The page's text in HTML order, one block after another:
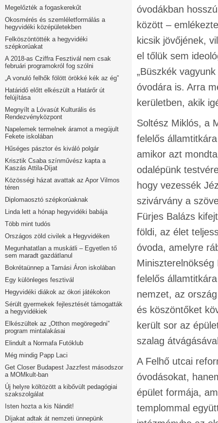
Megelőzték a fogaskerekűt
Okosmérés és szemléletformálás a
hegyvidéki középületekben
Felköszöntötték a hegyvidéki
szépkorúakat
A 2018-as Cziffra Fesztivál nem csak
februári programokról fog szólni
„A vonuló felhők fölött örökké kék az ég”
Határidő előtt elkészült a Határőr út
felújítása
Megnyílt a Lóvasút Kulturális és
Rendezvényközpont
Napelemek termelnek áramot a megújult
Fekete iskolában
Hűséges pásztor és kiváló polgár
Krisztik Csaba színművész kapta a
Kaszás Attila-Díjat
Közösségi házat avattak az Apor Vilmos
téren
Diplomaosztó szépkorúaknak
Linda lett a hónap hegyvidéki babája
Több mint tudós
Országos zöld civilek a Hegyvidéken
Megunhatatlan a muskátli – Egyetlen tő
sem maradt gazdátlanul
Bokrétaünnep a Tamási Áron iskolában
Egy különleges fesztivál
Hegyvidéki diákok az ókori játékokon
Sérült gyermekek fejlesztését támogatták
a hegyvidékiek
Elkészültek az „Otthon megöregedni”
program mintalakásai
Elindult a Normafa Futóklub
Még mindig Papp Laci
Get Closer Budapest Jazzfest másodszor
a MOMkult-ban
Új helyre költözött a kibővült pedagógiai
szakszolgálat
Isten hozta a kis Nándit!
Díjakat adtak át nemzeti ünnepünk
óvodákban
között –
kicsik jövőjének,
el tőlük sem
„Büszkék
óvodára is. Arra
kerületben, akik
Soltész Miklós, a
felelős
amikor azt
odalépünk
hogy vezessék
szivárvány a
Fürjes Balázs
földi, az élet
óvoda, amelyre
felelős
nemzet, az
és köszöntőket
került sor az
szalag
A Felhő utcai
óvodásokat,
épület formája,
templommal